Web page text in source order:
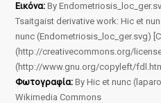
Εικόνα: By
Tsaitgaist derivative work: Hic et
nunc (Endometriosis_loc_ger.svg)
(http://creativecommons.org/
(http://www.gnu.org/copyleft/
Φωτογραφία: By Hic et nunc
Wikimedia Commons